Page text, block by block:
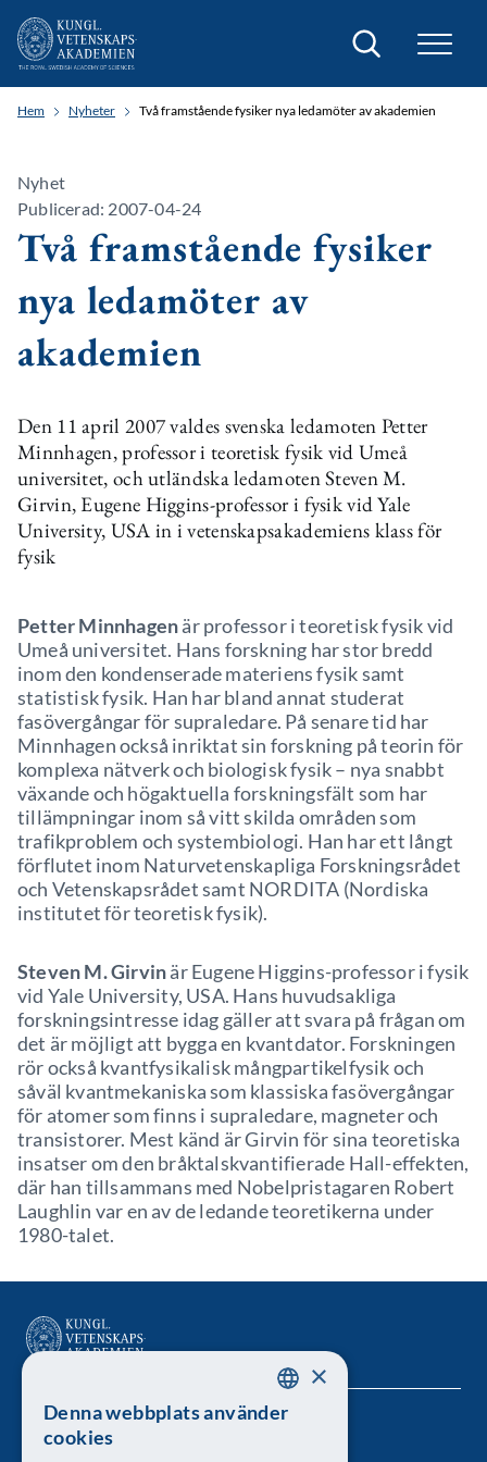
Sök
Hem Nyheter Två framstående fysiker nya ledamöter av akademien
Nyhet
Publicerad: 2007-04-24
Två framstående fysiker
nya ledamöter av
akademien
Den 11 april 2007 valdes svenska ledamoten Petter
Minnhagen, professor i teoretisk fysik vid Umeå
universitet, och utländska ledamoten Steven M.
Girvin, Eugene Higgins-professor i fysik vid Yale
University, USA in i vetenskapsakademiens klass för
fysik
Petter Minnhagenär professor i teoretisk fysik vid
Umeå universitet. Hans forskning har stor bredd
inom den kondenserade materiens fysik samt
statistisk fysik. Han har bland annat studerat
fasövergångar för supraledare. På senare tid har
Minnhagen också inriktat sin forskning på teorin för
komplexa nätverk och biologisk fysik – nya snabbt
växande och högaktuella forskningsfält som har
tillämpningar inom så vitt skilda områden som
trafikproblem och systembiologi. Han har ett långt
förflutet inom Naturvetenskapliga Forskningsrådet
och Vetenskapsrådet samt NORDITA (Nordiska
institutet för teoretisk fysik).
Steven M. Girvinär Eugene Higgins-professor i fysik
vid Yale University, USA. Hans huvudsakliga
forskningsintresse idag gäller att svara på frågan om
det är möjligt att bygga en kvantdator. Forskningen
rör också kvantfysikalisk mångpartikelfysik och
såväl kvantmekaniska som klassiska fasövergångar
för atomer som finns i supraledare, magneter och
transistorer. Mest känd är Girvin för sina teoretiska
insatser om den bråktalskvantifierade Hall-effekten,
där han tillsammans med Nobelpristagaren Robert
Laughlin var en av de ledande teoretikerna under
1980-talet.
Kungl. Vetenskapsakademien SWEDISH
×
Denna webbplats använder
cookies